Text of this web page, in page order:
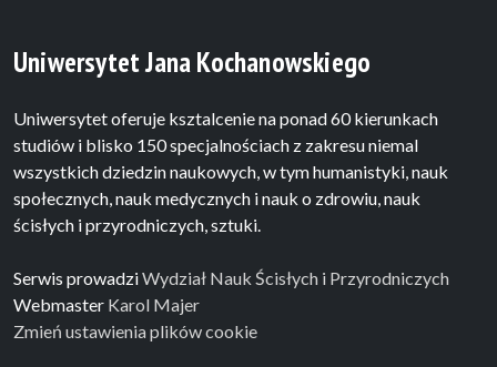
Uniwersytet Jana Kochanowskiego
Uniwersytet oferuje ksztalcenie na ponad 60 kierunkach
studiów i blisko 150 specjalnościach z zakresu niemal
wszystkich dziedzin naukowych, w tym humanistyki, nauk
społecznych, nauk medycznych i nauk o zdrowiu, nauk
ścisłych i przyrodniczych, sztuki.
Serwis prowadziWydział Nauk Ścisłych i Przyrodniczych
Webmaster Karol Majer
Zmień ustawienia plików cookie